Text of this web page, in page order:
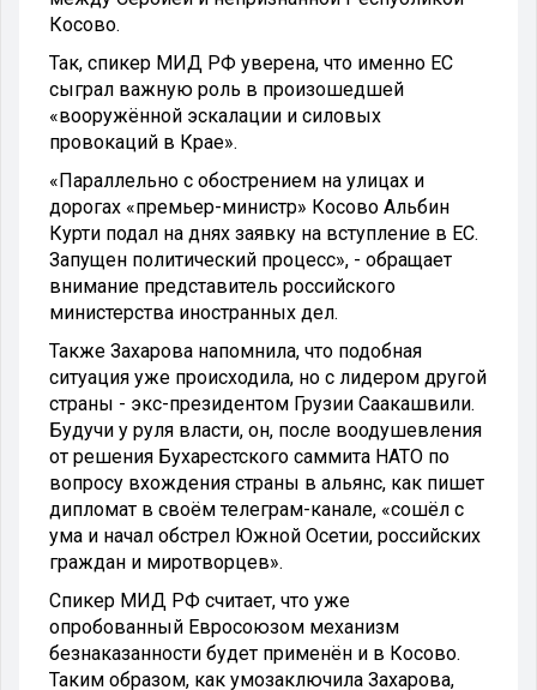
Косово.
Так, спикер МИД РФ уверена, что именно ЕС
сыграл важную роль в произошедшей
«вооружённой эскалации и силовых
провокаций в Крае».
«Параллельно с обострением на улицах и
дорогах «премьер-министр» Косово Альбин
Курти подал на днях заявку на вступление в ЕС.
Запущен политический процесс», - обращает
внимание представитель российского
министерства иностранных дел.
Также Захарова напомнила, что подобная
ситуация уже происходила, но с лидером другой
страны - экс-президентом Грузии Саакашвили.
Будучи у руля власти, он, после воодушевления
от решения Бухарестского саммита НАТО по
вопросу вхождения страны в альянс, как пишет
дипломат в своём телеграм-канале, «сошёл с
ума и начал обстрел Южной Осетии, российских
граждан и миротворцев».
Спикер МИД РФ считает, что уже
опробованный Евросоюзом механизм
безнаказанности будет применён и в Косово.
Таким образом, как умозаключила Захарова,